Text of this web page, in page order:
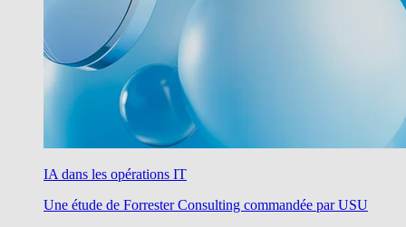
IA dans les opérations IT
Une étude de Forrester Consulting commandée par USU